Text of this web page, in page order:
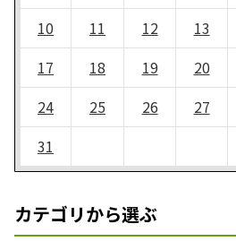
10
11 12 13
17
18 19 20
24
25 26 27
31
カテゴリから選ぶ